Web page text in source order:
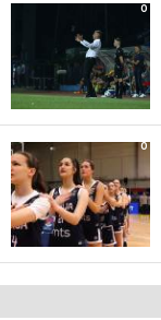
0
0